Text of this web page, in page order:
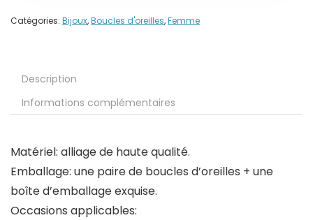
Catégories: Bijoux,Boucles d'oreilles,Femme
Description
Informations complémentaires
Matériel: alliage de haute qualité.
Emballage: une paire de boucles d’oreilles + une
boîte d’emballage exquise.
Occasions applicables: